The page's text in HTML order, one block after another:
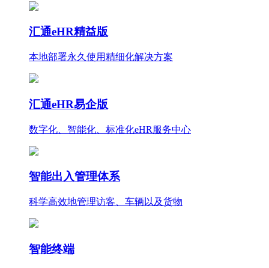
汇通eHR精益版
本地部署永久使用精细化解决方案
汇通eHR易企版
数字化、智能化、标准化eHR服务中心
智能出入管理体系
科学高效地管理访客、车辆以及货物
智能终端